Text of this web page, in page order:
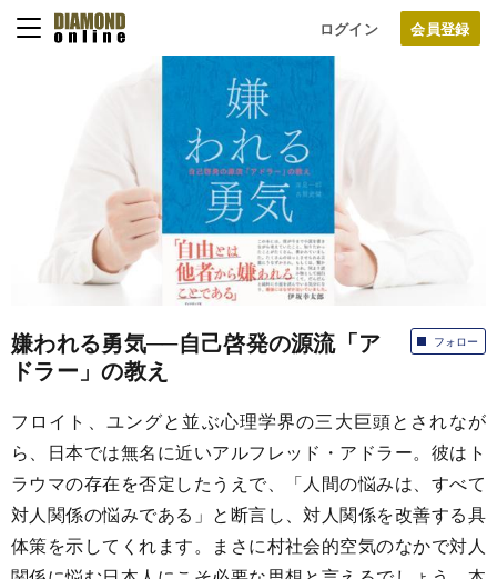
ログイン
フォロー
嫌われる勇気──自己啓発の源流「ア
ドラー」の教え
フロイト、ユングと並ぶ心理学界の三大巨頭とされなが
ら、日本では無名に近いアルフレッド・アドラー。彼はト
ラウマの存在を否定したうえで、「人間の悩みは、すべて
対人関係の悩みである」と断言し、対人関係を改善する具
体策を示してくれます。まさに村社会的空気のなかで対人